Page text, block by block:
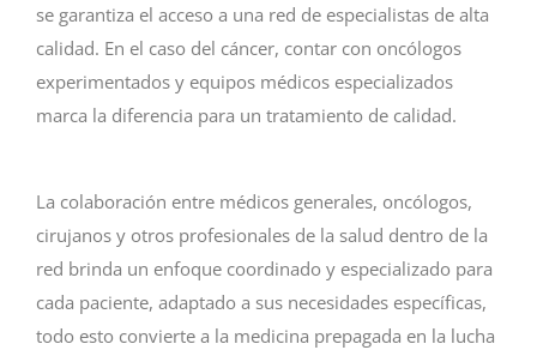
se garantiza el acceso a una red de especialistas de alta
calidad. En el caso del cáncer, contar con oncólogos
experimentados y equipos médicos especializados
marca la diferencia para un tratamiento de calidad.
La colaboración entre médicos generales, oncólogos,
cirujanos y otros profesionales de la salud dentro de la
red brinda un enfoque coordinado y especializado para
cada paciente, adaptado a sus necesidades específicas,
todo esto convierte a la medicina prepagada en la lucha